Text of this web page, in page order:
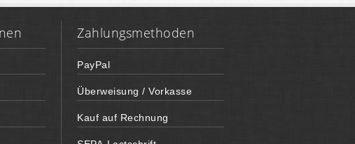
Zahlungsmethoden
PayPal
Überweisung / Vorkasse
Kauf auf Rechnung